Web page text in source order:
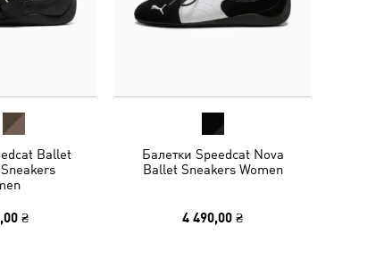
Ballet
₴
Балетки Speedcat Nova
Ballet Sneakers Women
4 490,00 ₴